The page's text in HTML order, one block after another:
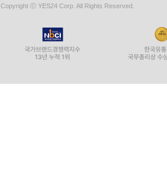
Copyright ⓒ YES24 Corp. All Rights Reserved.